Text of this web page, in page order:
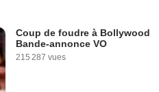
Coup de foudre à Bollywood
Bande-annonce VO
215 287 vues